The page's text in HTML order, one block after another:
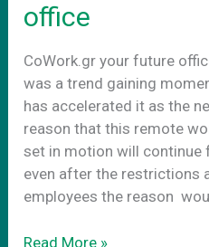
office
CoWork.gr your future
was a trend gaining
has accelerated it as the
reason that this remote
set in motion will continue
even after the restrictions
employees the reason
CoWork.gr
Read More »